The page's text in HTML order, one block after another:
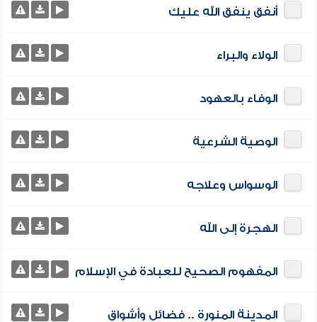
أنفق ينفق الله عليك
الولاء والبراء
الوفاء بالعهود
الوصية الشرعية
الوسواس وعلاجه
الهجرة إلى الله
المفهوم الصحيح للعبادة في الإسلام
المدينة المنورة .. فضائل وأشواق